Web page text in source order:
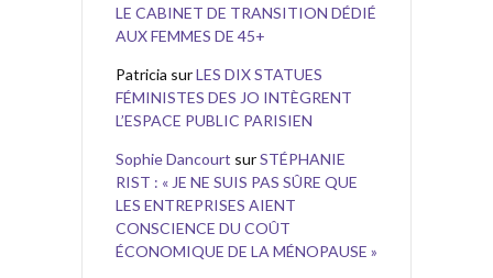
LE CABINET DE TRANSITION DÉDIÉ
AUX FEMMES DE 45+
Patricia surLES DIX STATUES
FÉMINISTES DES JO INTÈGRENT
L’ESPACE PUBLIC PARISIEN
Sophie Dancourt surSTÉPHANIE
RIST : « JE NE SUIS PAS SÛRE QUE
LES ENTREPRISES AIENT
CONSCIENCE DU COÛT
ÉCONOMIQUE DE LA MÉNOPAUSE »